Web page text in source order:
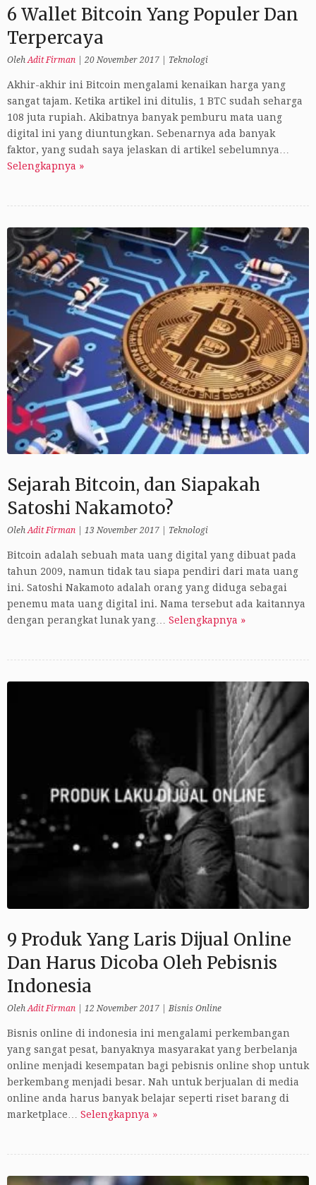
6 Wallet Bitcoin Yang Populer Dan
Terpercaya
OlehAdit Firman 20 November 2017 Teknologi
Akhir-akhir ini Bitcoin mengalami kenaikan harga yang
sangat tajam. Ketika artikel ini ditulis, 1 BTC sudah seharga
108 juta rupiah. Akibatnya banyak pemburu mata uang
digital ini yang diuntungkan. Sebenarnya ada banyak
faktor, yang sudah saya jelaskan di artikel sebelumnya…
Selengkapnya »
Sejarah Bitcoin, dan Siapakah
Satoshi Nakamoto?
OlehAdit Firman 13 November 2017 Teknologi
Bitcoin adalah sebuah mata uang digital yang dibuat pada
tahun 2009, namun tidak tau siapa pendiri dari mata uang
ini. Satoshi Nakamoto adalah orang yang diduga sebagai
penemu mata uang digital ini. Nama tersebut ada kaitannya
dengan perangkat lunak yang… Selengkapnya »
9 Produk Yang Laris Dijual Online
Dan Harus Dicoba Oleh Pebisnis
Indonesia
OlehAdit Firman 12 November 2017 |Bisnis Online
Bisnis online di indonesia ini mengalami perkembangan
yang sangat pesat, banyaknya masyarakat yang berbelanja
online menjadi kesempatan bagi pebisnis online shop untuk
berkembang menjadi besar. Nah untuk berjualan di media
online anda harus banyak belajar seperti riset barang di
marketplace… Selengkapnya »